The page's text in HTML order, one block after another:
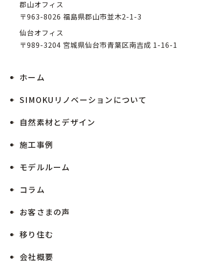
郡山オフィス
〒963-8026 福島県郡山市並木2-1-3
仙台オフィス
〒989-3204 宮城県仙台市青葉区南吉成 1-16-1
ホーム
SIMOKUリノベーションについて
自然素材とデザイン
施工事例
モデルルーム
コラム
お客さまの声
移り住む
会社概要